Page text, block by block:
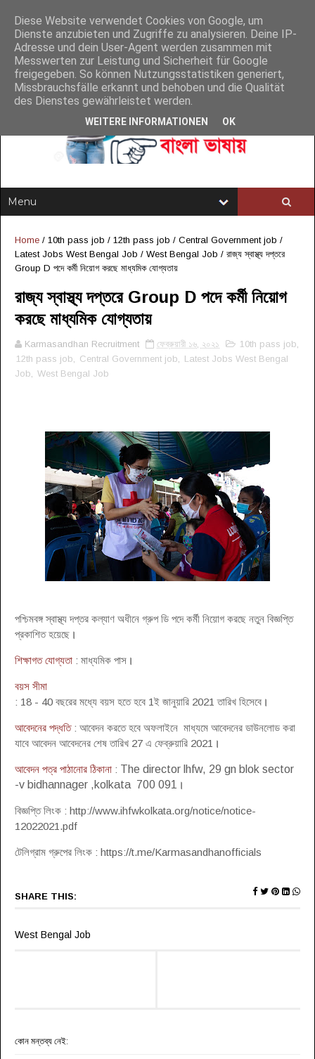
Home / 10th pass job / 12th pass job / Central Government job /
Latest Jobs West Bengal Job / West Bengal Job / রাজ্য স্বাস্থ্য দপ্তরে
Group D পদে কর্মী নিয়োগ করছে মাধ্যমিক যোগ্যতায়
রাজ্য স্বাস্থ্য দপ্তরে Group D পদে কর্মী নিয়োগ
করছে মাধ্যমিক যোগ্যতায়
Karmasandhan Recruitment ফেব্রুয়ারী ১৬, ২০২১ 10th pass job
12th pass job
Central Government job
Latest Jobs West Bengal
Job
West Bengal Job
পশ্চিমবঙ্গ স্বাস্থ্য দপ্তর কল্যাণ অধীনে গ্রুপ ডি পদে কর্মী নিয়োগ করছে নতুন বিজ্ঞপ্তি
প্রকাশিত হয়েছে ।
শিক্ষাগত যোগ্যতা : মাধ্যমিক পাস ।
বয়স সীমা
: 18 - 40 বছরের মধ্যে বয়স হতে হবে 1ই জানুয়ারি 2021 তারিখ হিসেবে ।
আবেদনের পদ্ধতি: আবেদন করতে হবে অফলাইনে মাধ্যমে আবেদনের ডাউনলোড করা
যাবে আবেদন আবেদনের শেষ তারিখ 27 এ ফেব্রুয়ারি 2021 ।
আবেদন পত্র পাঠানোর ঠিকানা : The director lhfw, 29 gn blok sector
-v bidhannager ,kolkata 700 091
।
বিজ্ঞপ্তি লিংক : http://www.ihfwkolkata.org/notice/notice-
12022021.pdf
টেলিগ্রাম গ্রুপের লিংক : https://t.me/Karmasandhanofficials
SHARE THIS:
West Bengal Job
কোন মন্তব্য নেই:
Diese Website verwendet Cookies von Google, um
Dienste anzubieten und Zugriffe zu analysieren. Deine IP-
Adresse und dein User-Agent werden zusammen mit
Messwerten zur Leistung und Sicherheit für Google
freigegeben. So können Nutzungsstatistiken generiert,
Missbrauchsfälle erkannt und behoben und die Qualität
des Dienstes gewährleistet werden.
WEITERE INFORMATIONEN OK